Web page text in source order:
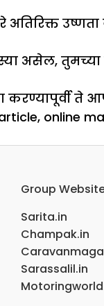
असेल,
करण्यापूर्वी ते
, online
Group
Sarita.in
Champak.in
Sarassalil.in